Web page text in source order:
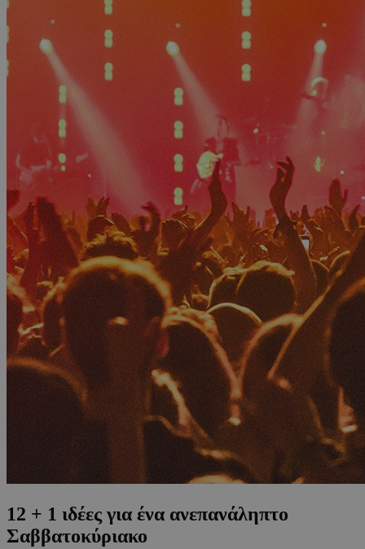
12 + 1 ιδέες για ένα ανεπανάληπτο
Σαββατοκύριακο